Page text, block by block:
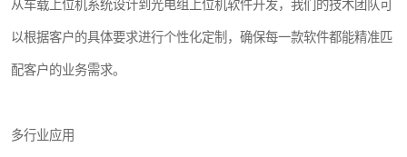
从车载上位机系统设计到光电组上位机软件开发，我们的技术团队可
以根据客户的具体要求进行个性化定制，确保每一款软件都能精准匹
配客户的业务需求。
多行业应用